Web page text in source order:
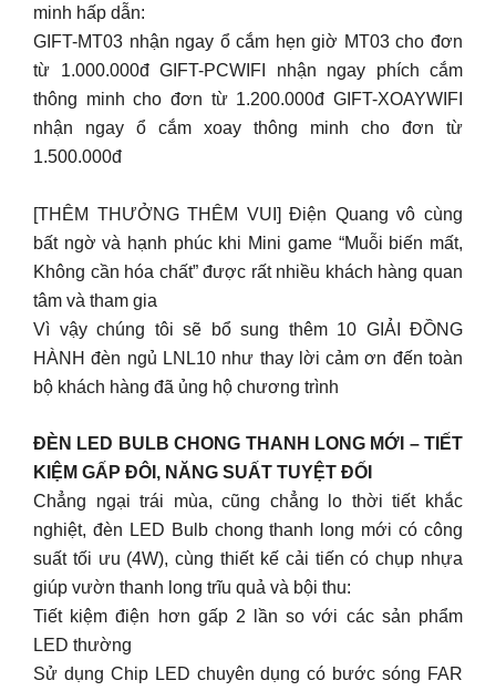
minh hấp dẫn:
GIFT-MT03 nhận ngay ổ cắm hẹn giờ MT03 cho đơn
từ 1.000.000đ GIFT-PCWIFI nhận ngay phích cắm
thông minh cho đơn từ 1.200.000đ GIFT-XOAYWIFI
nhận ngay ổ cắm xoay thông minh cho đơn từ
1.500.000đ
[THÊM THƯỞNG THÊM VUI] Điện Quang vô cùng
bất ngờ và hạnh phúc khi Mini game “Muỗi biến mất,
Không cần hóa chất” được rất nhiều khách hàng quan
tâm và tham gia
Vì vậy chúng tôi sẽ bổ sung thêm 10 GIẢI ĐỒNG
HÀNH đèn ngủ LNL10 như thay lời cảm ơn đến toàn
bộ khách hàng đã ủng hộ chương trình
ĐÈN LED BULB CHONG THANH LONG MỚI – TIẾT
KIỆM GẤP ĐÔI, NĂNG SUẤT TUYỆT ĐỐI
Chẳng ngại trái mùa, cũng chẳng lo thời tiết khắc
nghiệt, đèn LED Bulb chong thanh long mới có công
suất tối ưu (4W), cùng thiết kế cải tiến có chụp nhựa
giúp vườn thanh long trĩu quả và bội thu:
Tiết kiệm điện hơn gấp 2 lần so với các sản phẩm
LED thường
Sử dụng Chip LED chuyên dụng có bước sóng FAR